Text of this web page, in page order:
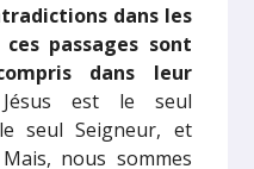
dans les
passages sont
dans leur
est le seul
seul Seigneur, et
nous sommes